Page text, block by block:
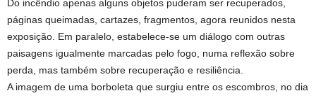
Do incêndio apenas alguns objetos puderam ser recuperados,
páginas queimadas, cartazes, fragmentos, agora reunidos nesta
exposição. Em paralelo, estabelece‑se um diálogo com outras
paisagens igualmente marcadas pelo fogo, numa reflexão sobre
perda, mas também sobre recuperação e resiliência.
A imagem de uma borboleta que surgiu entre os escombros, no dia